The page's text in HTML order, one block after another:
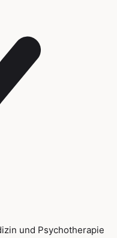
und Psychotherapie